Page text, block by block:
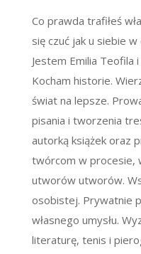
Co prawda trafiłeś
się czuć jak u siebie w
Jestem Emilia Teofila
Kocham historie.
świat na lepsze.
pisania i tworzenia
autorką książek oraz
twórcom w procesie,
utworów utworów.
osobistej. Prywatnie
własnego umysłu.
literaturę, tenis i